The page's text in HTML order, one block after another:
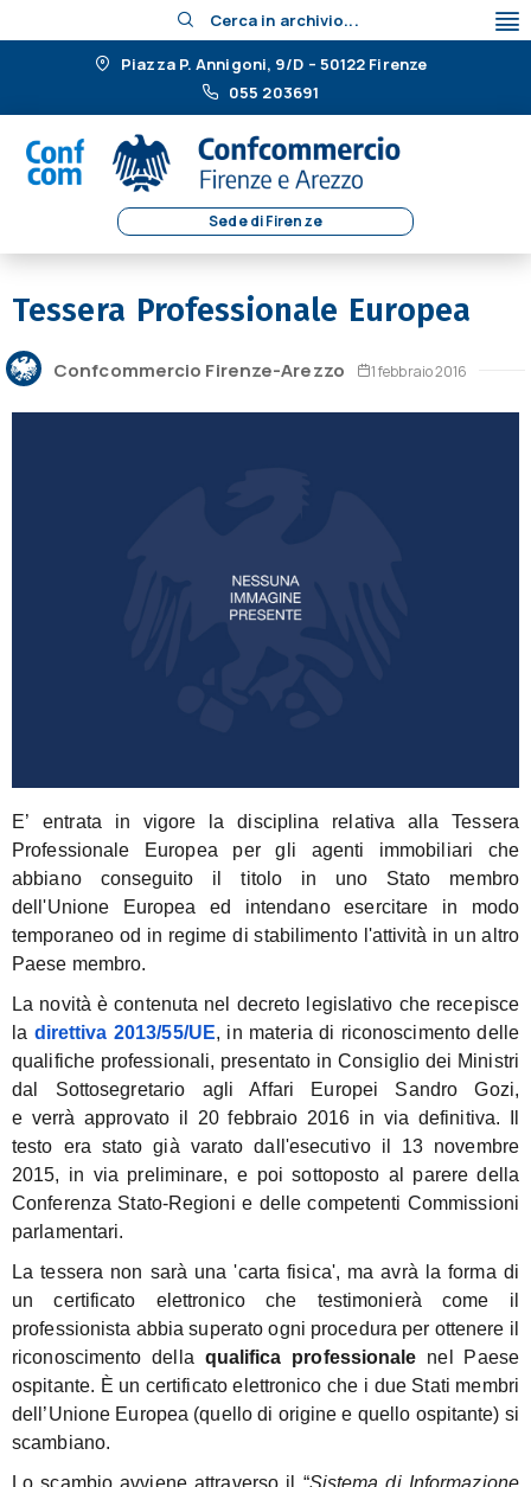
Cerca in archivio...
Piazza P. Annigoni, 9/D – 50122 Firenze
055 203691
Sede di Firenze
Tessera Professionale Europea
Confcommercio Firenze-Arezzo 1 febbraio 2016
E’ entrata in vigore la disciplina relativa alla Tessera
Professionale Europea per gli agenti immobiliari che
abbiano conseguito il titolo in uno Stato membro
dell'Unione Europea ed intendano esercitare in modo
temporaneo od in regime di stabilimento l'attività in un altro
Paese membro.
La novità è contenuta nel decreto legislativo che recepisce
la direttiva 2013/55/UE, in materia di riconoscimento delle
qualifiche professionali, presentato in Consiglio dei Ministri
dal Sottosegretario agli Affari Europei SandroGozi,
e verràapprovato il 20 febbraio 2016 in via definitiva. Il
testo era stato già varato dall'esecutivo il 13 novembre
2015, in via preliminare, e poi sottoposto al parere della
Conferenza Stato-Regioni e delle competenti Commissioni
parlamentari.
La tessera non sarà una 'carta fisica', ma avrà la forma di
un certificato elettronico che testimonierà come il
professionista abbia superato ogni procedura per ottenere il
riconoscimento della qualifica professionale nel Paese
ospitante. È un certificato elettronico che i due Stati membri
dell’Unione Europea (quello di origine e quello ospitante) si
scambiano.